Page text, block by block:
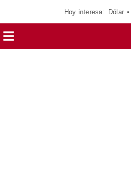
Hoy interesa: Dólar